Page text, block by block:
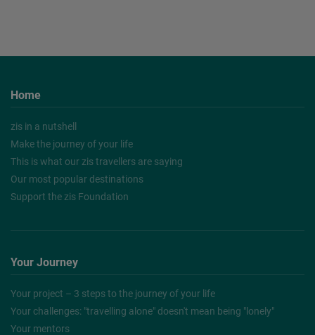
Home
zis in a nutshell
Make the journey of your life
This is what our zis travellers are saying
Our most popular destinations
Support the zis Foundation
Your Journey
Your project – 3 steps to the journey of your life
Your challenges: "travelling alone" doesn't mean being "lonely"
Your mentors